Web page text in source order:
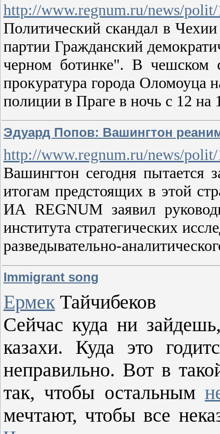
http://www.regnum.ru/news/
Политический скандал в
партии Гражданский
черном ботинке". В чешском
прокуратура города Оломоуца
полиции в Праге в ночь с 12
Эдуард Попов: Вашингтон
http://www.regnum.ru/news/
Вашингтон сегодня пытается
итогам предстоящих в этой
ИА REGNUM заявил
института стратегических
разведывательно-
Immigrant song
ЕрмекТайчибеков
Сейчас куда ни
казахи. Куда это
неправильно. Вот в
так, чтобы остальным
мечтают, чтобы все